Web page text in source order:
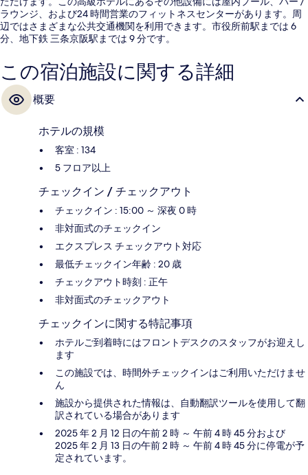
ラウンジ、および24 時間営業のフィットネスセンターがあります。周
辺ではさまざまな公共交通機関を利用できます。市役所前駅までは 6
分、地下鉄 三条京阪駅までは 9 分です。
この宿泊施設に関する詳細
概要
ホテルの規模
客室 : 134
5 フロア以上
チェックイン / チェックアウト
チェックイン : 15:00 ～ 深夜 0 時
非対面式のチェックイン
エクスプレス チェックアウト対応
最低チェックイン年齢 : 20 歳
チェックアウト時刻 : 正午
非対面式のチェックアウト
チェックインに関する特記事項
ホテルご到着時にはフロントデスクのスタッフがお迎えし
ます
この施設では、時間外チェックインはご利用いただけませ
ん
施設から提供された情報は、自動翻訳ツールを使用して翻
訳されている場合があります
2025 年 2 月 12 日の午前 2 時 ～ 午前 4 時 45 分および
2025 年 2 月 13 日の午前 2 時 ～ 午前 4 時 45 分に停電が予
定されています。